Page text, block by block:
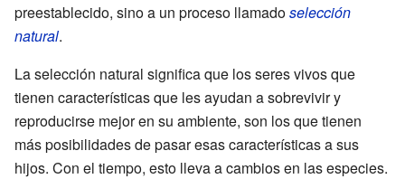
preestablecido, sino a un proceso llamadoselección
natural.
La selección natural significa que los seres vivos que
tienen características que les ayudan a sobrevivir y
reproducirse mejor en su ambiente, son los que tienen
más posibilidades de pasar esas características a sus
hijos. Con el tiempo, esto lleva a cambios en las especies.